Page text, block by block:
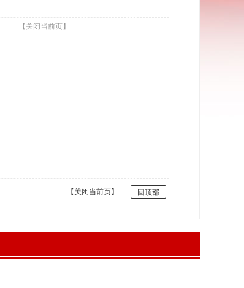
【关闭当前页】
回顶部
【关闭当前页】